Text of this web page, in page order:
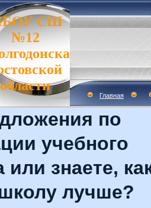
СШ
№12
области
Главная
по
учебного
или знаете,
лучше?